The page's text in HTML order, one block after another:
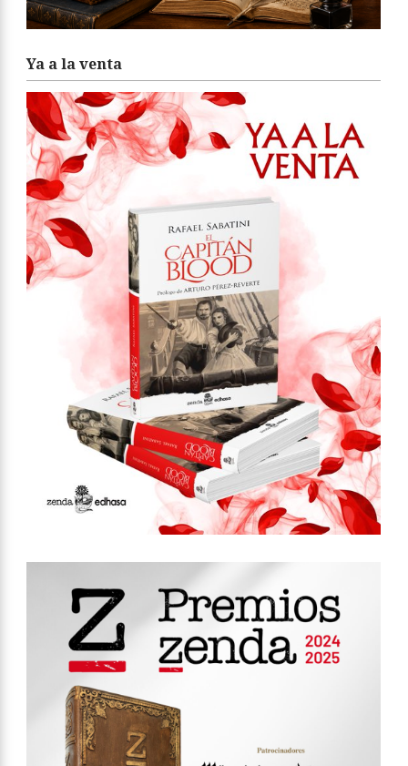
Ya a la venta